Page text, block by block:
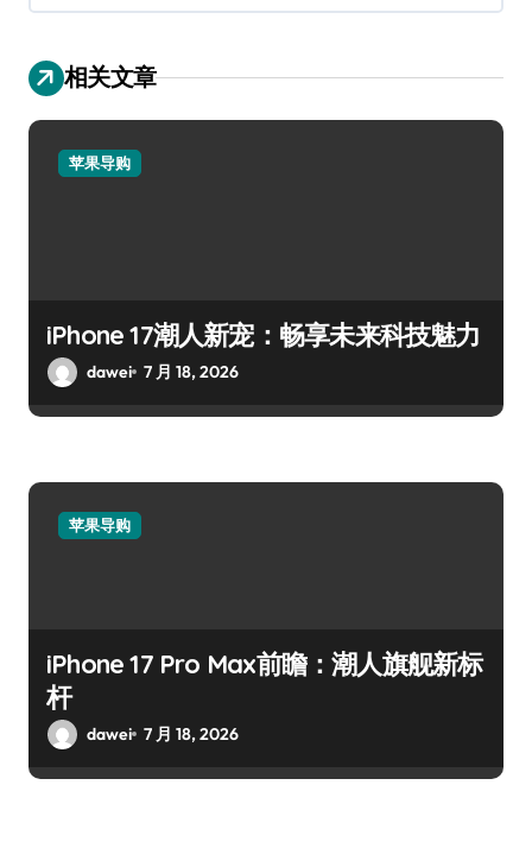
相关文章
苹果导购
iPhone 17潮人新宠：畅享未来科技魅力
dawei 7 月 18, 2026
苹果导购
iPhone 17 Pro Max前瞻：潮人旗舰新标
杆
dawei 7 月 18, 2026